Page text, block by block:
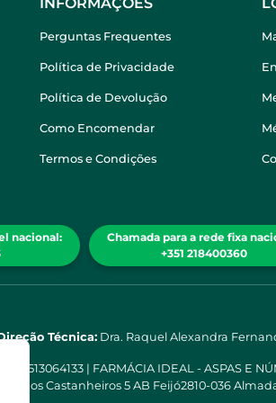
Perguntas Frequentes
Política de Privacidade
Política de Devolução
Como Encomendar
Termos e Condições
nacional:
Chamada para a rede fixa
+351 218400360
Técnica: Dra. Raquel Alexandra
513064133 | FARMÁCIA IDEAL - ASPAS E
Rua dos Castanheiros 5 AB Feijó2810-036